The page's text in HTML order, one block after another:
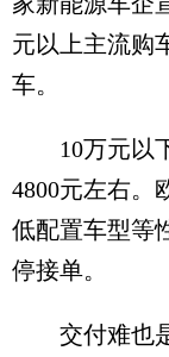
元以上主流购
车。
10万元以下
4800元左右。
低配置车型等
停接单。
交付难也是